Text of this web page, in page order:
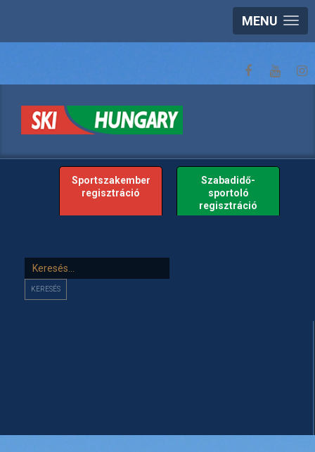
MENU
Sportszakember
regisztráció
Szabadidő-
sportoló
regisztráció
Keresés...
KERESÉS